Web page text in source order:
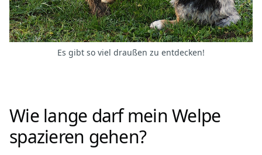
Es gibt so viel draußen zu entdecken!
Wie lange darf mein Welpe
spazieren gehen?